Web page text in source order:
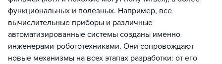
функциональных и полезных. Например, все
вычислительные приборы и различные
автоматизированные системы созданы именно
инженерами-робототехниками. Они сопровождают
новые механизмы на всех этапах разработки: от его